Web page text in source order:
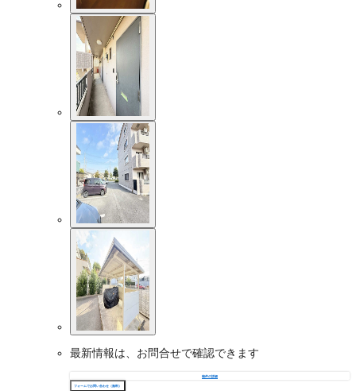
最新情報は、お問合せで確認できます
物件の詳細
フォームでお問い合わせ（無料）